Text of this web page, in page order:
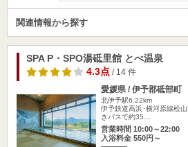
関連情報から探す
SPA P・SPO湯砥里館 とべ温泉
4.3点/ 14 件
愛媛県 / 伊予郡砥部町
北伊予駅6.22km
伊予鉄道高浜･横河原線松
きバスで約35…
営業時間 10:00～22:00
入浴料金 550円～